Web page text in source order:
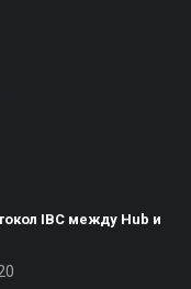
IBC между Hub и